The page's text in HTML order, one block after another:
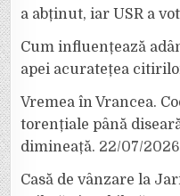
a abținut, iar USR a
Cum influențează
apei acuratețea
Vremea în Vrancea.
torențiale până
dimineață. 22/07/2026
Casă de vânzare la